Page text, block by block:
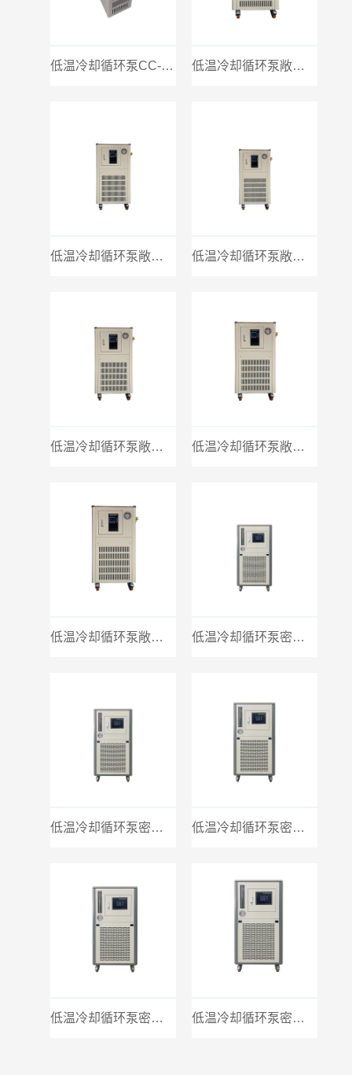
低温冷却循环泵CC-20A 低温冷却循环泵敞口100L
低温冷却循环泵敞口10L 低温冷却循环泵敞口5L
低温冷却循环泵敞口20L 低温冷却循环泵敞口30L
低温冷却循环泵敞口50L 低温冷却循环泵密闭10L
低温冷却循环泵密闭20L 低温冷却循环泵密闭30L
低温冷却循环泵密闭50L 低温冷却循环泵密闭100L